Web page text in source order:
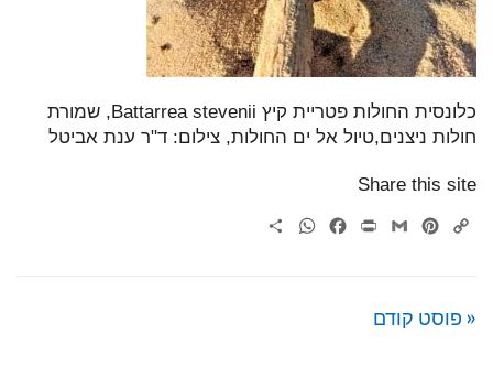
כלונסית החולות פטריית קיץ Battarrea stevenii, שמורת
חולות ניצנים,טיול אל ים החולות, צילום: ד"ר ענת אביטל
Share this site
Copy
Pinterest
Gmail
Print
Facebook
WhatsApp
« פוסט קודם